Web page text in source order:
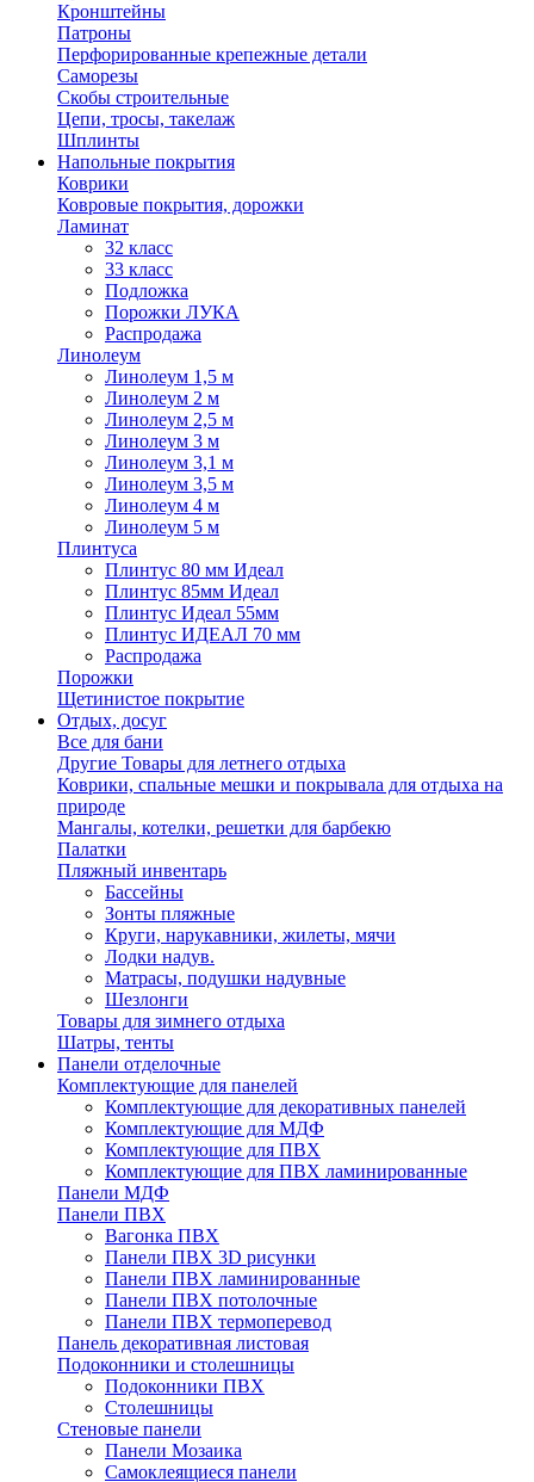
Кронштейны
Патроны
Перфорированные крепежные детали
Саморезы
Скобы строительные
Цепи, тросы, такелаж
Шплинты
Напольные покрытия
Коврики
Ковровые покрытия, дорожки
Ламинат
32 класс
33 класс
Подложка
Порожки ЛУКА
Распродажа
Линолеум
Линолеум 1,5 м
Линолеум 2 м
Линолеум 2,5 м
Линолеум 3 м
Линолеум 3,1 м
Линолеум 3,5 м
Линолеум 4 м
Линолеум 5 м
Плинтуса
Плинтус 80 мм Идеал
Плинтус 85мм Идеал
Плинтус Идеал 55мм
Плинтус ИДЕАЛ 70 мм
Распродажа
Порожки
Щетинистое покрытие
Отдых, досуг
Все для бани
Другие Товары для летнего отдыха
Коврики, спальные мешки и покрывала для отдыха на
природе
Мангалы, котелки, решетки для барбекю
Палатки
Пляжный инвентарь
Бассейны
Зонты пляжные
Круги, нарукавники, жилеты, мячи
Лодки надув.
Матрасы, подушки надувные
Шезлонги
Товары для зимнего отдыха
Шатры, тенты
Панели отделочные
Комплектующие для панелей
Комплектующие для декоративных панелей
Комплектующие для МДФ
Комплектующие для ПВХ
Комплектующие для ПВХ ламинированные
Панели МДФ
Панели ПВХ
Вагонка ПВХ
Панели ПВХ 3D рисунки
Панели ПВХ ламинированные
Панели ПВХ потолочные
Панели ПВХ термоперевод
Панель декоративная листовая
Подоконники и столешницы
Подоконники ПВХ
Столешницы
Стеновые панели
Панели Мозаика
Самоклеящиеся панели